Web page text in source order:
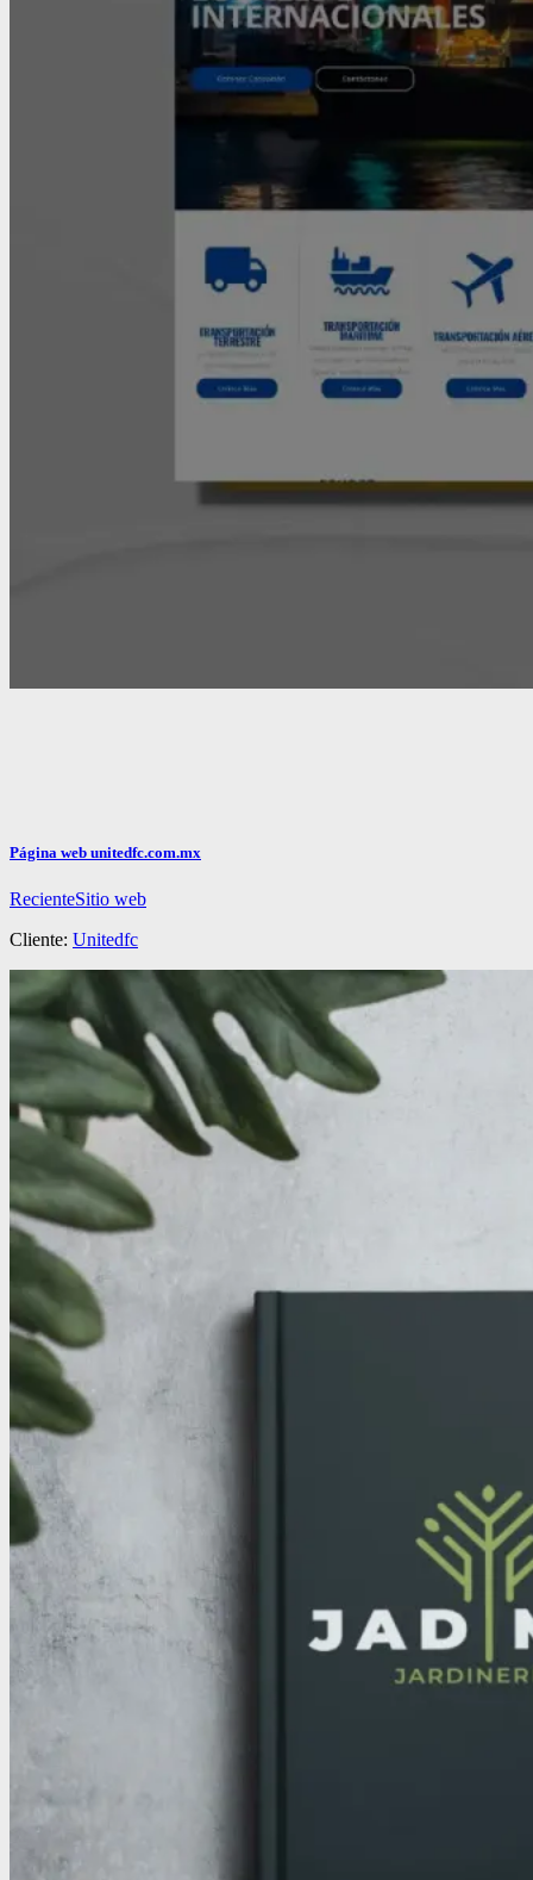
Página web unitedfc.com.mx
RecienteSitio web
Cliente: Unitedfc